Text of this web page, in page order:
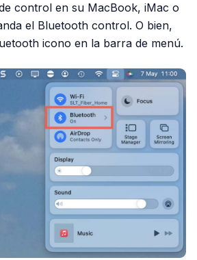
control en su MacBook, iMac o
el Bluetooth control. O bien,
icono en la barra de menú.